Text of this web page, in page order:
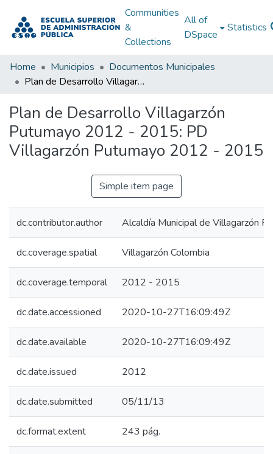
Communities
&
Collections
All of
DSpace
Statistics
Home Municipios
Documentos Municipales
Plan de Desarrollo Villagarzón Putumayo 2012 - 2015: PD Villagarzón Putumayo 2012 - 2015
Plan de Desarrollo Villagarzón
Putumayo 2012 - 2015: PD
Villagarzón Putumayo 2012 - 2015
Simple item page
dc.contributor.author Alcaldía Municipal de Villagarzón
dc.coverage.spatial Villagarzón Colombia
dc.coverage.temporal 2012 - 2015
dc.date.accessioned 2020-10-27T16:09:49Z
dc.date.available 2020-10-27T16:09:49Z
dc.date.issued 2012
dc.date.submitted 05/11/13
dc.format.extent 243 pág.